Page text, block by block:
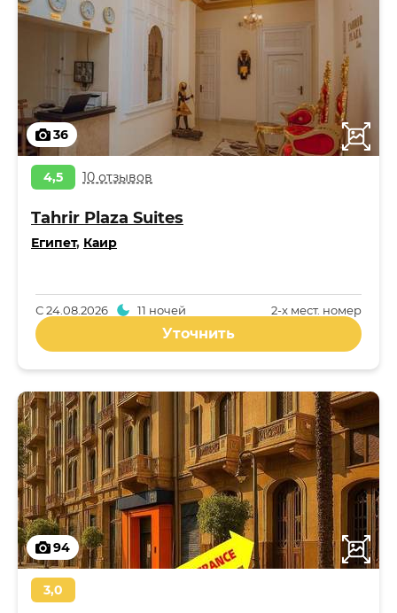
36
4,5 10 отзывов
Tahrir Plaza Suites
Египет, Каир
2-x мест. номер
С24.08.2026 11 ночей
Уточнить
94
3,0